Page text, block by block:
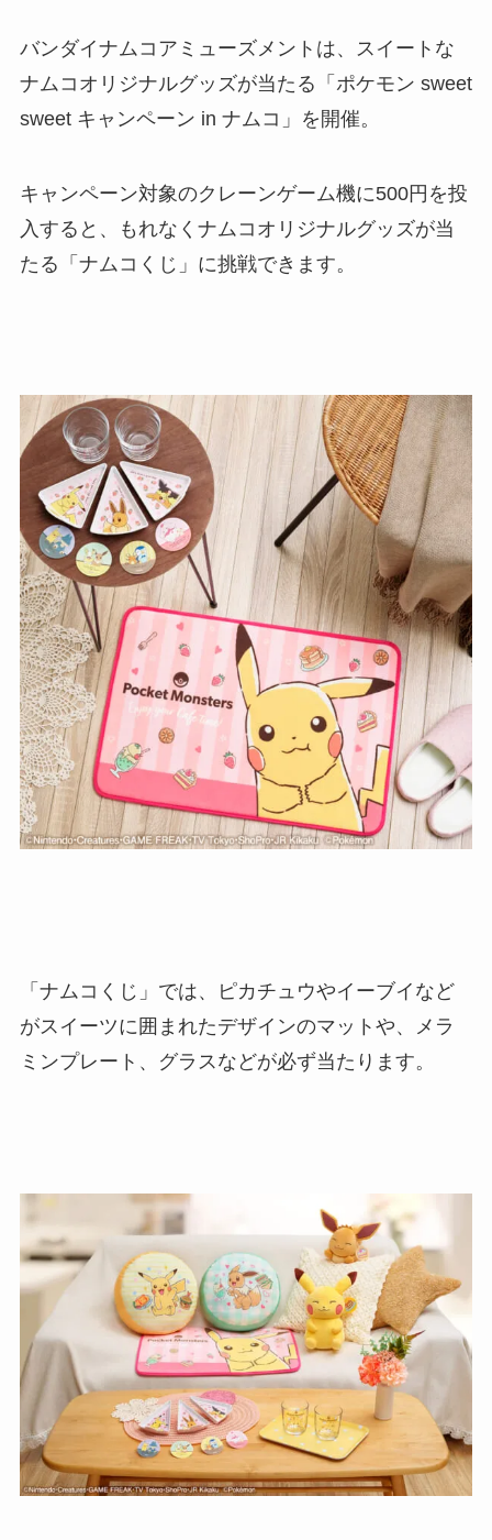
バンダイナムコアミューズメントは、スイートな
ナムコオリジナルグッズが当たる「ポケモン sweet
sweet キャンペーン in ナムコ」を開催。
キャンペーン対象のクレーンゲーム機に500円を投
入すると、もれなくナムコオリジナルグッズが当
たる「ナムコくじ」に挑戦できます。
「ナムコくじ」では、ピカチュウやイーブイなど
がスイーツに囲まれたデザインのマットや、メラ
ミンプレート、グラスなどが必ず当たります。